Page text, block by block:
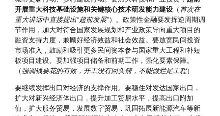
通、能源、 水利、农业、信息等基础设施建设，加强区域间基
础设施联通（政府先行，民营跟上，政府专注于基础的“脏活累
活”）。要支持城市群和都市圈建设现代化基础设施体系，实施
城市更新行动、乡村建设行动。要加大科技和产业投资，超前
开展重大科技基础设施和关键核心技术研发能力建设（首次在
重大讲话中直接提出“超前发展”）。政策性金融要发挥逆周期调
节作用，加大对符合国家发展规划和产业政策导向重大项目的
融资支持力度，兼顾好经济效益和社会效益。要放宽民间投资
市场准入，鼓励和吸引更多民间资本参与国家重大工程和补短
板项目建设。要加强项目储备和前期工作，强化要素保障。
（ 强调钱要花的有效，开工没有回头箭，不能做烂尾工程）